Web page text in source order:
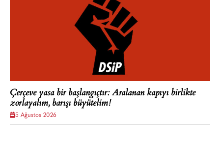
Çerçeve yasa bir başlangıçtır: Aralanan kapıyı birlikte
zorlayalım, barışı büyütelim!
5 Ağustos 2026